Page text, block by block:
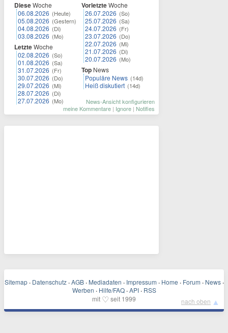
DieseWoche
06.08.2026 (Heute)
05.08.2026 (Gestern)
04.08.2026 (Di)
03.08.2026 (Mo)
LetzteWoche
02.08.2026 (So)
01.08.2026 (Sa)
31.07.2026 (Fr)
30.07.2026 (Do)
29.07.2026 (Mi)
28.07.2026 (Di)
27.07.2026 (Mo)
VorletzteWoche
26.07.2026 (So)
25.07.2026 (Sa)
24.07.2026 (Fr)
23.07.2026 (Do)
22.07.2026 (Mi)
21.07.2026 (Di)
20.07.2026 (Mo)
Top News
Populäre News (14d)
Heiß diskutiert (14d)
News-Ansicht konfigurieren
meine Kommentare | Ignore | Notifies
Sitemap · Datenschutz · AGB · Mediadaten · Impressum · Home · Forum · News ·
Werben · Hilfe/FAQ · API · RSS
mit ♡ seit 1999 nach oben ▲